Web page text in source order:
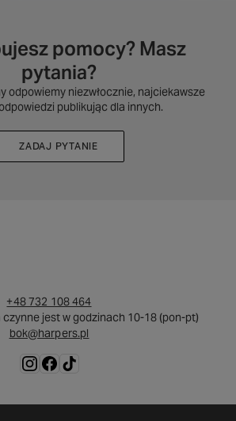
pomocy? Masz
pytania?
odpowiemy niezwłocznie, najciekawsze
publikując dla innych.
ZADAJ PYTANIE
+48 732 108 464
czynne jest w godzinach 10-18 (pon-pt)
bok@harpers.pl